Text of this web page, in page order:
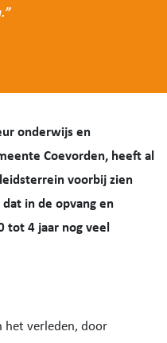
onderwijs en
Coevorden, heeft al
voorbij zien
in de opvang en
tot 4 jaar nog veel
het verleden, door